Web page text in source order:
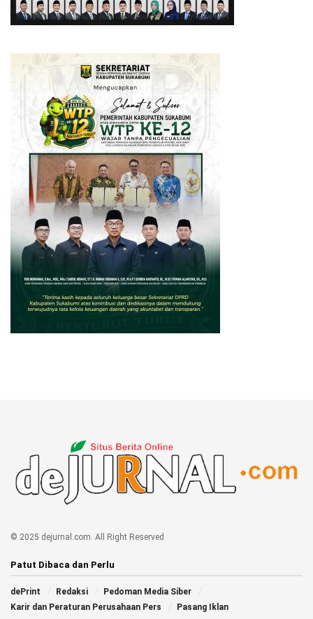
© 2025 dejurnal.com. All Right Reserved
Patut Dibaca dan Perlu
dePrint Redaksi
Pedoman Media Siber
Karir dan Peraturan Perusahaan Pers
Pasang Iklan